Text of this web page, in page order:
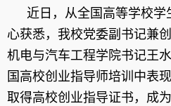
近日，从全国高等学校
心获悉，我校党委副书记兼
机电与汽车工程学院书记王
国高校创业指导师培训中表
取得高校创业指导证书，成